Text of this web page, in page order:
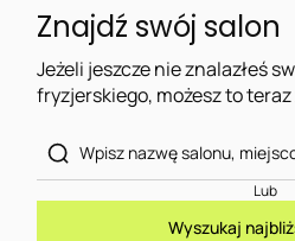
Znajdź swój salon
Jeżeli jeszcze nie znalazłeś
fryzjerskiego, możesz to
Lub
Wyszukaj